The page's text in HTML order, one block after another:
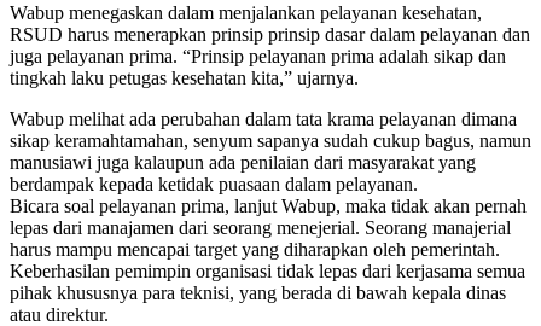
Wabup menegaskan dalam menjalankan pelayanan kesehatan,
RSUD harus menerapkan prinsip prinsip dasar dalam pelayanan dan
juga pelayanan prima. “Prinsip pelayanan prima adalah sikap dan
tingkah laku petugas kesehatan kita,” ujarnya.
Wabup melihat ada perubahan dalam tata krama pelayanan dimana
sikap keramahtamahan, senyum sapanya sudah cukup bagus, namun
manusiawi juga kalaupun ada penilaian dari masyarakat yang
berdampak kepada ketidak puasaan dalam pelayanan.
Bicara soal pelayanan prima, lanjut Wabup, maka tidak akan pernah
lepas dari manajamen dari seorang menejerial. Seorang manajerial
harus mampu mencapai target yang diharapkan oleh pemerintah.
Keberhasilan pemimpin organisasi tidak lepas dari kerjasama semua
pihak khususnya para teknisi, yang berada di bawah kepala dinas
atau direktur.